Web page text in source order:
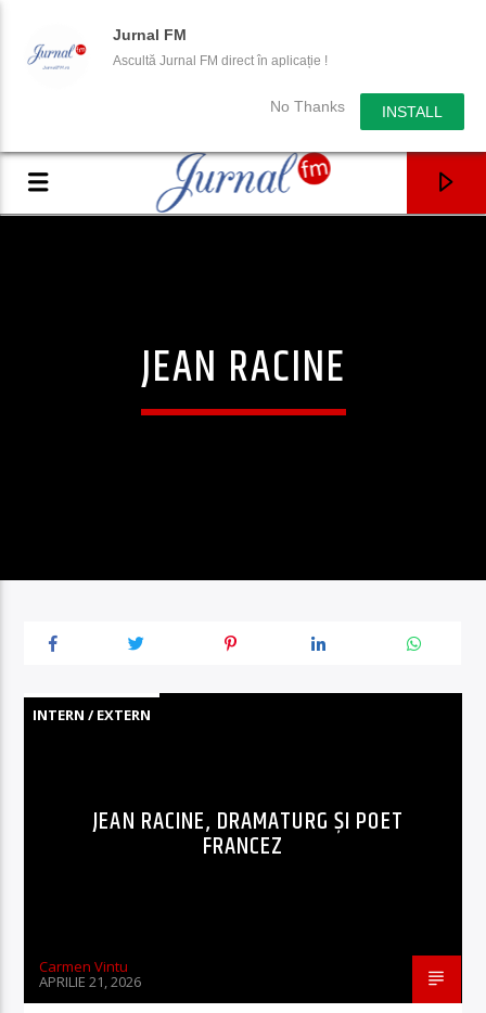
Jurnal FM
Ascultă Jurnal FM direct în aplicație !
No Thanks INSTALL
JEAN RACINE
INTERN / EXTERN
JEAN RACINE, DRAMATURG ȘI POET
FRANCEZ
Carmen Vintu
APRILIE 21, 2026